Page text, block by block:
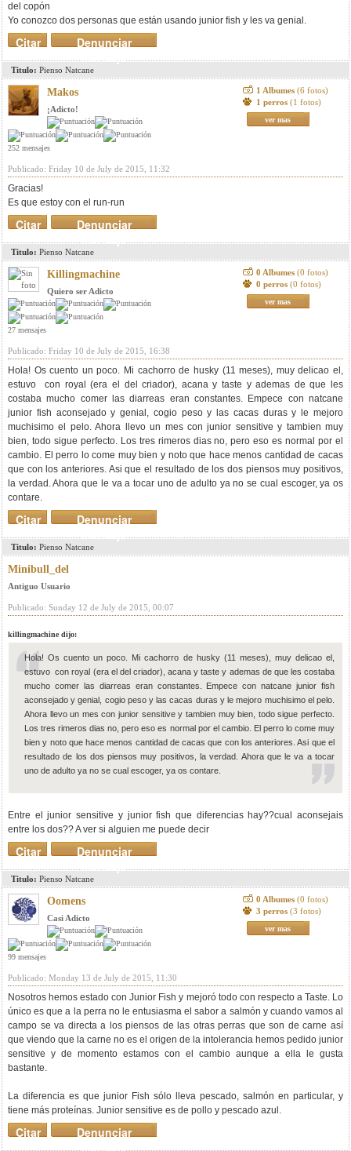
del copón
Yo conozco dos personas que están usando junior fish y les va genial.
Denunciar
mensaje
Citar
Titulo: Pienso Natcane
Makos
¡Adicto!
252 mensajes
1 Albumes (6 fotos)
1 perros (1 fotos)
ver mas
Publicado: Friday 10 de July de 2015, 11:32
Gracias!
Es que estoy con el run-run
Denunciar
mensaje
Citar
Titulo: Pienso Natcane
Killingmachine
Quiero ser Adicto
27 mensajes
0 Albumes (0 fotos)
0 perros (0 fotos)
ver mas
Publicado: Friday 10 de July de 2015, 16:38
Hola! Os cuento un poco. Mi cachorro de husky (11 meses), muy delicao el,
estuvo con royal (era el del criador), acana y taste y ademas de que les
costaba mucho comer las diarreas eran constantes. Empece con natcane
junior fish aconsejado y genial, cogio peso y las cacas duras y le mejoro
muchisimo el pelo. Ahora llevo un mes con junior sensitive y tambien muy
bien, todo sigue perfecto. Los tres rimeros dias no, pero eso es normal por el
cambio. El perro lo come muy bien y noto que hace menos cantidad de cacas
que con los anteriores. Asi que el resultado de los dos piensos muy positivos,
la verdad. Ahora que le va a tocar uno de adulto ya no se cual escoger, ya os
contare.
Denunciar
mensaje
Citar
Titulo: Pienso Natcane
Minibull_del
Antiguo Usuario
Publicado: Sunday 12 de July de 2015, 00:07
killingmachine dijo:
Hola! Os cuento un poco. Mi cachorro de husky (11 meses), muy delicao el,
estuvo con royal (era el del criador), acana y taste y ademas de que les costaba
mucho comer las diarreas eran constantes. Empece con natcane junior fish
aconsejado y genial, cogio peso y las cacas duras y le mejoro muchisimo el pelo.
Ahora llevo un mes con junior sensitive y tambien muy bien, todo sigue perfecto.
Los tres rimeros dias no, pero eso es normal por el cambio. El perro lo come muy
bien y noto que hace menos cantidad de cacas que con los anteriores. Asi que el
resultado de los dos piensos muy positivos, la verdad. Ahora que le va a tocar
uno de adulto ya no se cual escoger, ya os contare.
Entre el junior sensitive y junior fish que diferencias hay??cual aconsejais
entre los dos?? A ver si alguien me puede decir
Denunciar
mensaje
Citar
Titulo: Pienso Natcane
Oomens
Casi Adicto
99 mensajes
0 Albumes (0 fotos)
3 perros (3 fotos)
ver mas
Publicado: Monday 13 de July de 2015, 11:30
Nosotros hemos estado con Junior Fish y mejoró todo con respecto a Taste. Lo
único es que a la perra no le entusiasma el sabor a salmón y cuando vamos al
campo se va directa a los piensos de las otras perras que son de carne así
que viendo que la carne no es el origen de la intolerancia hemos pedido junior
sensitive y de momento estamos con el cambio aunque a ella le gusta
bastante.
La diferencia es que junior Fish sólo lleva pescado, salmón en particular, y
tiene más proteínas. Junior sensitive es de pollo y pescado azul.
Denunciar
mensaje
Citar